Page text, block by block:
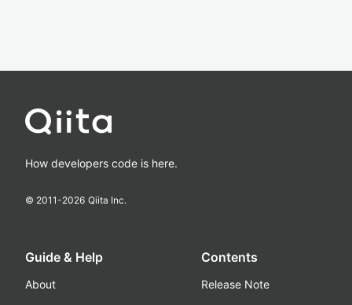
How developers code is here.
© 2011-2026 Qiita Inc.
Guide & Help
About
Contents
Release Note